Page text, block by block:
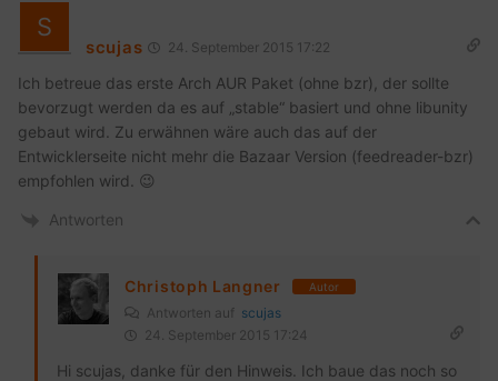
scujas 24. September 2015 17:22
Ich betreue das erste Arch AUR Paket (ohne bzr), der sollte
bevorzugt werden da es auf „stable“ basiert und ohne libunity
gebaut wird. Zu erwähnen wäre auch das auf der
Entwicklerseite nicht mehr die Bazaar Version (feedreader-bzr)
empfohlen wird. 😉
Antworten
Christoph Langner Autor
Antworten auf scujas
24. September 2015 17:24
Hi scujas, danke für den Hinweis. Ich baue das noch so